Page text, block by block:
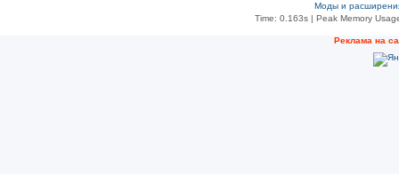
Моды и
Time: 0.163s| Peak Memory
Реклама на